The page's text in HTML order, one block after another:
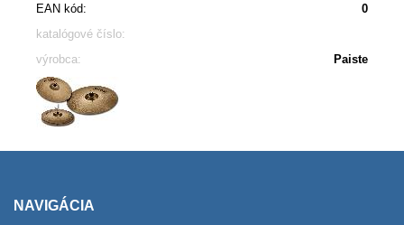
EAN kód:
0
katalógové číslo:
výrobca:
Paiste
NAVIGÁCIA